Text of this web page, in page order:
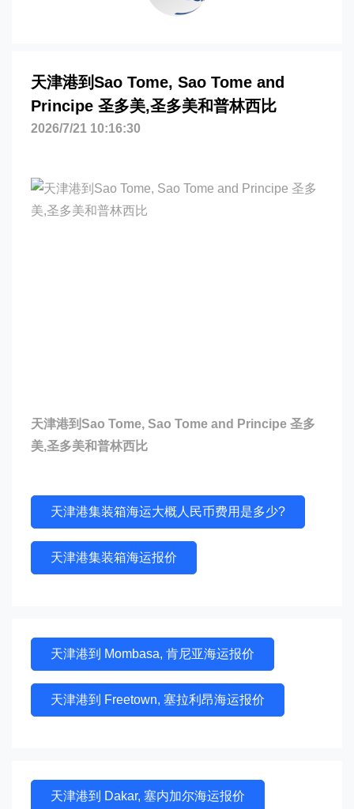
天津港到Sao Tome, Sao Tome and
Principe 圣多美,圣多美和普林西比
2026/7/21 10:16:30
天津港到Sao Tome, Sao Tome and Principe 圣多
美,圣多美和普林西比
天津港集装箱海运大概人民币费用是多少?
天津港集装箱海运报价
天津港到 Mombasa, 肯尼亚海运报价
天津港到 Freetown, 塞拉利昂海运报价
天津港到 Dakar, 塞内加尔海运报价